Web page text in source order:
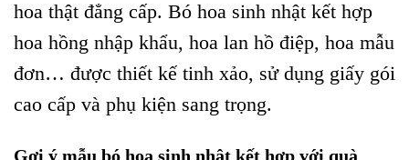
hoa thật đẳng cấp. Bó hoa sinh nhật kết hợp
hoa hồng nhập khẩu, hoa lan hồ điệp, hoa mẫu
đơn… được thiết kế tinh xảo, sử dụng giấy gói
cao cấp và phụ kiện sang trọng.
Gợi ý mẫu bó hoa sinh nhật kết hợp với quà